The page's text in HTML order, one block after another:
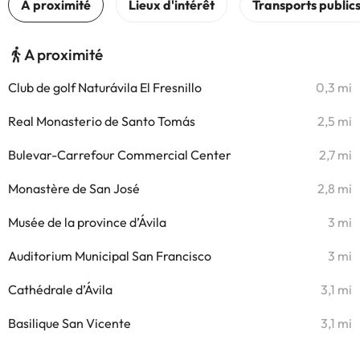
A proximité
Club de golf Naturávila El Fresnillo 0,3 mi
Real Monasterio de Santo Tomás 2,5 mi
Bulevar-Carrefour Commercial Center 2,7 mi
Monastère de San José 2,8 mi
Musée de la province d’Ávila 3 mi
Auditorium Municipal San Francisco 3 mi
Cathédrale d’Ávila 3,1 mi
Basilique San Vicente 3,1 mi